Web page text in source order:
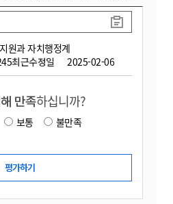
원과 자치행정계
최근수정일 2025-02-06
만족하십니까?
보통
불만족